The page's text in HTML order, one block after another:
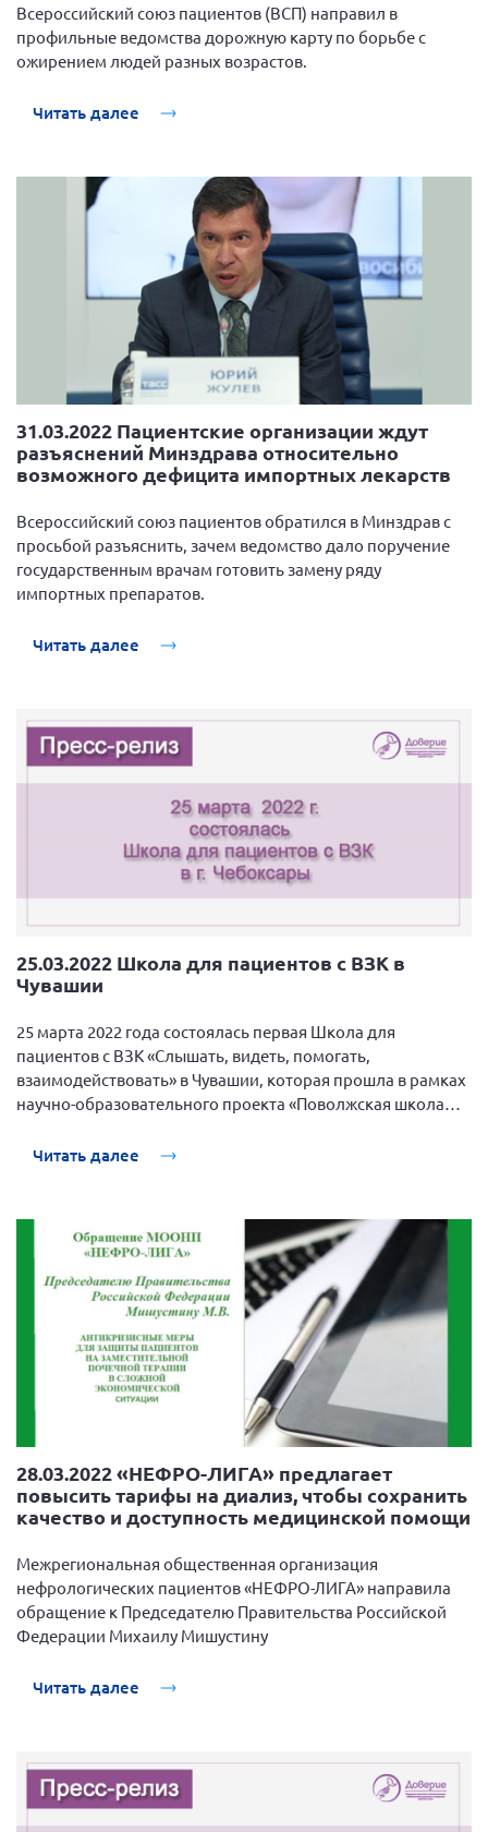
Всероссийский союз пациентов (ВСП) направил в
профильные ведомства дорожную карту по борьбе с
ожирением людей разных возрастов.
Читать далее
31.03.2022 Пациентские организации ждут
разъяснений Минздрава относительно
возможного дефицита импортных лекарств
Всероссийский союз пациентов обратился в Минздрав с
просьбой разъяснить, зачем ведомство дало поручение
государственным врачам готовить замену ряду
импортных препаратов.
Читать далее
25.03.2022 Школа для пациентов с ВЗК в
Чувашии
25 марта 2022 года состоялась первая Школа для
пациентов с ВЗК «Слышать, видеть, помогать,
взаимодействовать» в Чувашии, которая прошла в рамках
научно-образовательного проекта «Поволжская школа
Читать далее
28.03.2022 «НЕФРО-ЛИГА» предлагает
повысить тарифы на диализ, чтобы сохранить
качество и доступность медицинской помощи
Межрегиональная общественная организация
нефрологических пациентов «НЕФРО-ЛИГА» направила
обращение к Председателю Правительства Российской
Федерации Михаилу Мишустину
Читать далее